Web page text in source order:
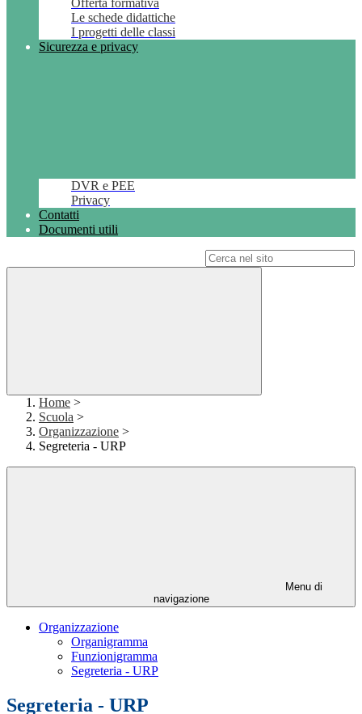
Offerta formativa
Le schede didattiche
I progetti delle classi
Sicurezza e privacy
DVR e PEE
Privacy
Contatti
Documenti utili
Home >
Scuola >
Organizzazione >
Segreteria - URP
Menu di
navigazione
Organizzazione
Organigramma
Funzionigramma
Segreteria - URP
Segreteria - URP